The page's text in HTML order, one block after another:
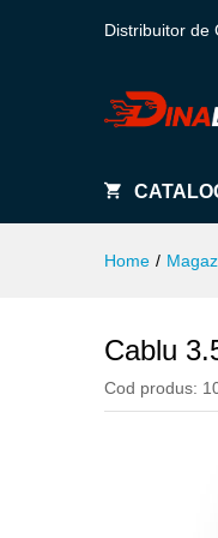
Distribuitor de
Home /
Cablu
Cod produs: